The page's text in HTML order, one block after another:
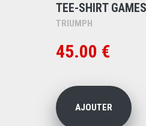
TEE-SHIRT
TRIUMPH
45.00 €
AJOUTER